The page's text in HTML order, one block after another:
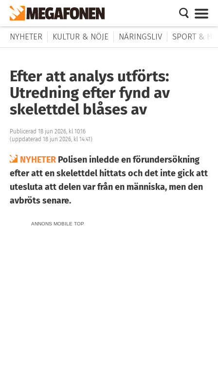
NYHETER KULTUR & NÖJE NÄRINGSLIV SPORT &
Efter att analys utförts:
Utredning efter fynd av
skelettdel blåses av
Publicerad 18 jun 2026, kl 10:16
(uppdaterad 18 jun 2026, kl 14:41)
NYHETER Polisen inledde en förundersökning
efter att en skelettdel hittats och det inte gick att
utesluta att delen var från en människa, men den
avbröts senare.
ANNONS MOBILE TOP